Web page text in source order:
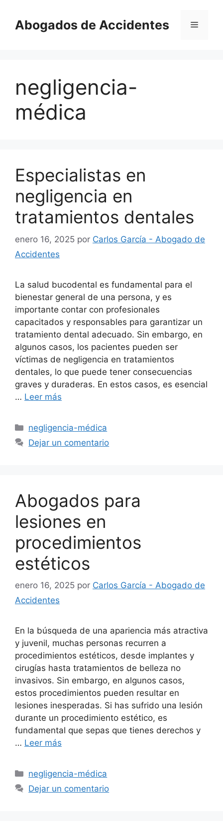
contenido
Abogados de Accidentes Menú
negligencia-
médica
Especialistas en
negligencia en
tratamientos dentales
enero 16, 2025 por Carlos García - Abogado de
Accidentes
La salud bucodental es fundamental para el
bienestar general de una persona, y es
importante contar con profesionales
capacitados y responsables para garantizar un
tratamiento dental adecuado. Sin embargo, en
algunos casos, los pacientes pueden ser
víctimas de negligencia en tratamientos
dentales, lo que puede tener consecuencias
graves y duraderas. En estos casos, es esencial
… Leer más
Categorías
negligencia-médica
Dejar un comentario
Abogados para
lesiones en
procedimientos
estéticos
enero 16, 2025 por Carlos García - Abogado de
Accidentes
En la búsqueda de una apariencia más atractiva
y juvenil, muchas personas recurren a
procedimientos estéticos, desde implantes y
cirugías hasta tratamientos de belleza no
invasivos. Sin embargo, en algunos casos,
estos procedimientos pueden resultar en
lesiones inesperadas. Si has sufrido una lesión
durante un procedimiento estético, es
fundamental que sepas que tienes derechos y
… Leer más
Categorías
negligencia-médica
Dejar un comentario